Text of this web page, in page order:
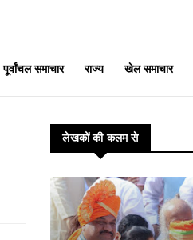
पूर्वांचल समाचार राज्य खेल समाचार
लेखकों की कलम से